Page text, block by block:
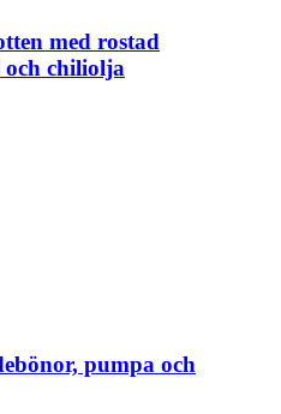
med rostad
chiliolja
pumpa och